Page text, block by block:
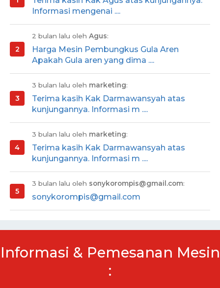
Informasi mengenai ....
2 bulan lalu oleh Agus:
Harga Mesin Pembungkus Gula Aren
Apakah Gula aren yang dima ....
3 bulan lalu oleh marketing:
Terima kasih Kak Darmawansyah atas
kunjungannya. Informasi m ....
3 bulan lalu oleh marketing:
Terima kasih Kak Darmawansyah atas
kunjungannya. Informasi m ....
3 bulan lalu oleh sonykorompis@gmail.com:
sonykorompis@gmail.com
Informasi & Pemesanan Mesin
: